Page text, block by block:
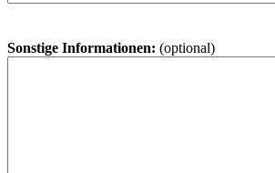
Sonstige Informationen: (optional)